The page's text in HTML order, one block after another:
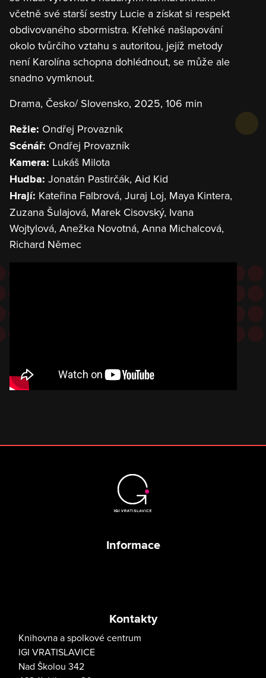
včetně své starší sestry Lucie a získat si respekt
obdivovaného sbormistra. Křehké našlapování
okolo tvůrčího vztahu s autoritou, jejíž metody
není Karolína schopna dohlédnout, se může ale
snadno vymknout.
Drama, Česko/ Slovensko, 2025, 106 min
Režie: Ondřej Provazník
Scénář: Ondřej Provazník
Kamera: Lukáš Milota
Hudba: Jonatán Pastirčák, Aid Kid
Hrají: Kateřina Falbrová, Juraj Loj, Maya Kintera,
Zuzana Šulajová, Marek Cisovský, Ivana
Wojtylová, Anežka Novotná, Anna Michalcová,
Richard Němec
Informace
Kontakty
Knihovna a spolkové centrum
IGI VRATISLAVICE
Nad Školou 342